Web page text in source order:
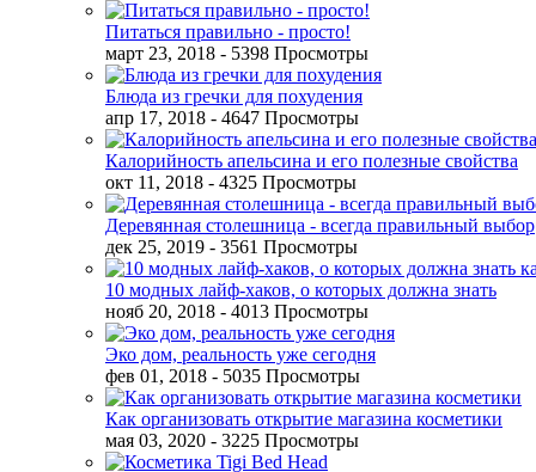
Питаться правильно - просто!
март 23, 2018 - 5398 Просмотры
Блюда из гречки для похудения
апр 17, 2018 - 4647 Просмотры
Калорийность апельсина и его полезные свойства
окт 11, 2018 - 4325 Просмотры
Деревянная столешница - всегда правильный выбор
дек 25, 2019 - 3561 Просмотры
10 модных лайф-хаков, о которых должна знать
нояб 20, 2018 - 4013 Просмотры
Эко дом, реальность уже сегодня
фев 01, 2018 - 5035 Просмотры
Как организовать открытие магазина косметики
мая 03, 2020 - 3225 Просмотры